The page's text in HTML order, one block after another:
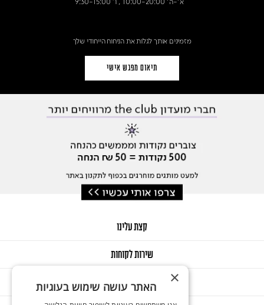
מזמינים אותך לגלות את הניחוח הייחודי שלך
תיאום מפגש אישי
קצת עלינו
שירות לקוחות
GIFT CARD × האתר עושה שימוש בעוגיות